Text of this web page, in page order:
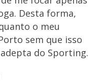
Desta forma,
o meu
sem que isso
do Sporting.